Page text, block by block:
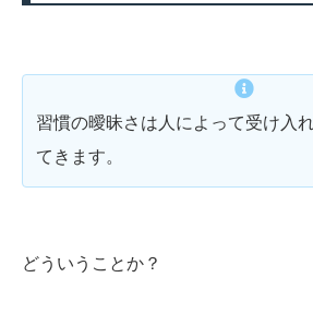
習慣の曖昧さは人によって受け入
てきます。
どういうことか？